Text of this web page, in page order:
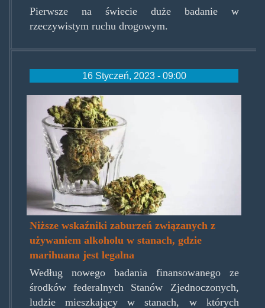
Pierwsze na świecie duże badanie w
rzeczywistym ruchu drogowym.
16 Styczeń, 2023 - 09:00
nizszewskazniki.jpg
Niższe wskaźniki zaburzeń związanych z
używaniem alkoholu w stanach, gdzie
marihuana jest legalna
Według nowego badania finansowanego ze
środków federalnych Stanów Zjednoczonych,
ludzie mieszkający w stanach, w których